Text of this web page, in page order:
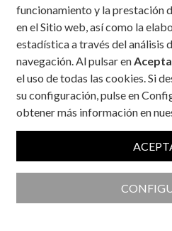
funcionamiento y la prestación
en el Sitio web, así como la
estadística a través del análisis
navegación. Al pulsar en
el uso de todas las cookies. Si
su configuración, pulse en
obtener más información en